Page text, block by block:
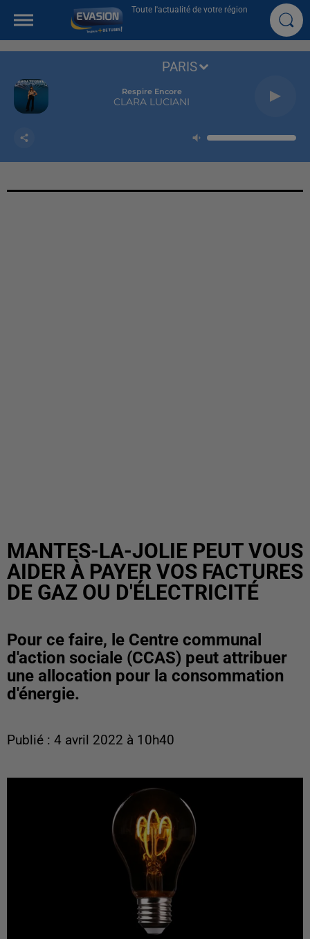
Toute l'actualité de votre région
Respire Encore
CLARA LUCIANI
PARIS
MANTES-LA-JOLIE PEUT VOUS
AIDER À PAYER VOS FACTURES
DE GAZ OU D'ÉLECTRICITÉ
Pour ce faire, le Centre communal
d'action sociale (CCAS) peut attribuer
une allocation pour la consommation
d'énergie.
Publié : 4 avril 2022 à 10h40